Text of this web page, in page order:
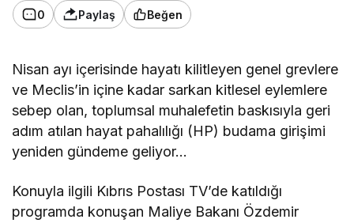
0 Paylaş Beğen
Nisan ayı içerisinde hayatı kilitleyen genel grevlere
ve Meclis’in içine kadar sarkan kitlesel eylemlere
sebep olan, toplumsal muhalefetin baskısıyla geri
adım atılan hayat pahalılığı (HP) budama girişimi
yeniden gündeme geliyor…
Konuyla ilgili Kıbrıs Postası TV’de katıldığı
programda konuşan Maliye Bakanı Özdemir